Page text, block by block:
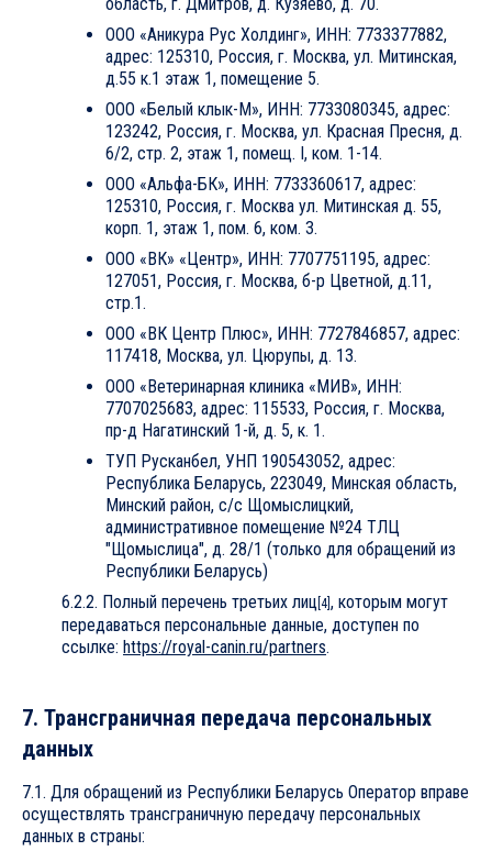
ООО «Аникура Рус Холдинг», ИНН: 7733377882,
адрес: 125310, Россия, г. Москва, ул. Митинская,
д.55 к.1 этаж 1, помещение 5.
ООО «Белый клык-М», ИНН: 7733080345, адрес:
123242, Россия, г. Москва, ул. Красная Пресня, д.
6/2, стр. 2, этаж 1, помещ. I, ком. 1-14.
ООО «Альфа-БК», ИНН: 7733360617, адрес:
125310, Россия, г. Москва ул. Митинская д. 55,
корп. 1, этаж 1, пом. 6, ком. 3.
ООО «ВК» «Центр», ИНН: 7707751195, адрес:
127051, Россия, г. Москва, б-р Цветной, д.11,
стр.1.
ООО «ВК Центр Плюс», ИНН: 7727846857, адрес:
117418, Москва, ул. Цюрупы, д. 13.
ООО «Ветеринарная клиника «МИВ», ИНН:
7707025683, адрес: 115533, Россия, г. Москва,
пр-д Нагатинский 1-й, д. 5, к. 1.
ТУП Русканбел, УНП 190543052, адрес:
Республика Беларусь, 223049, Минская область,
Минский район, с/с Щомыслицкий,
административное помещение №24 ТЛЦ
"Щомыслица", д. 28/1 (только для обращений из
Республики Беларусь)
6.2.2. Полный перечень третьих лиц [4] , которым могут
передаваться персональные данные, доступен по
ссылке: https://royal-canin.ru/partners.
7. Трансграничная передача персональных
данных
7.1. Для обращений из Республики Беларусь Оператор вправе
осуществлять трансграничную передачу персональных
данных в страны: